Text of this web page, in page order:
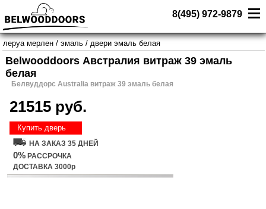
8(495) 972-9879
леруа мерлен / эмаль / двери эмаль белая
Belwooddoors Австралия витраж 39 эмаль
белая
Белвуддорс Australia витраж 39 эмаль белая
21515 руб.
Купить дверь
НА ЗАКАЗ 35 ДНЕЙ
0% РАССРОЧКА
ДОСТАВКА 3000р